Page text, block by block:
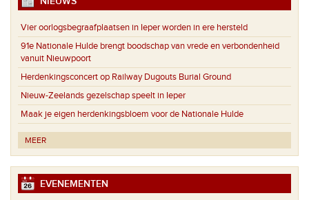
Vier oorlogsbegraafplaatsen in Ieper worden in ere hersteld
91e Nationale Hulde brengt boodschap van vrede en verbondenheid
vanuit Nieuwpoort
Herdenkingsconcert op Railway Dugouts Burial Ground
Nieuw-Zeelands gezelschap speelt in Ieper
Maak je eigen herdenkingsbloem voor de Nationale Hulde
MEER
EVENEMENTEN